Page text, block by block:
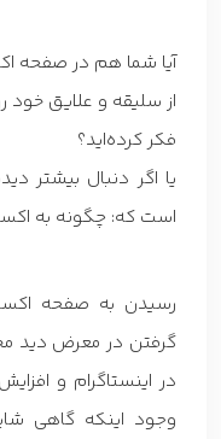
آیا شما هم در صفحه
از سلیقه و علایق خود
فکر کرده‌اید؟
یا اگر دنبال بیشتر
است که: چگونه به
رسیدن به صفحه
گرفتن در معرض دید
در اینستاگرام و
وجود اینکه گاهی